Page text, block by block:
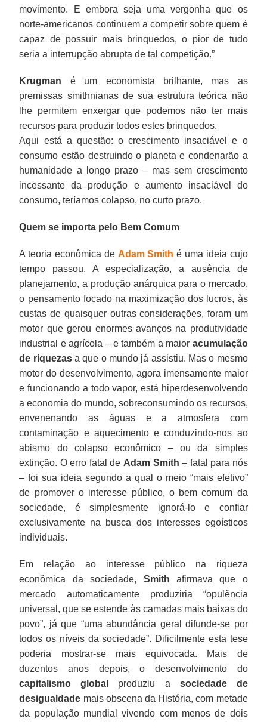
movimento. E embora seja uma vergonha que os
norte-americanos continuem a competir sobre quem é
capaz de possuir mais brinquedos, o pior de tudo
seria a interrupção abrupta de tal competição.”
Krugman é um economista brilhante, mas as
premissas smithnianas de sua estrutura teórica não
lhe permitem enxergar que podemos não ter mais
recursos para produzir todos estes brinquedos.
Aqui está a questão: o crescimento insaciável e o
consumo estão destruindo o planeta e condenarão a
humanidade a longo prazo – mas sem crescimento
incessante da produção e aumento insaciável do
consumo, teríamos colapso, no curto prazo.
Quem se importa pelo Bem Comum
A teoria econômica de Adam Smith é uma ideia cujo
tempo passou. A especialização, a ausência de
planejamento, a produção anárquica para o mercado,
o pensamento focado na maximização dos lucros, às
custas de quaisquer outras considerações, foram um
motor que gerou enormes avanços na produtividade
industrial e agrícola – e também a maior acumulação
de riquezasa que o mundo já assistiu. Mas o mesmo
motor do desenvolvimento, agora imensamente maior
e funcionando a todo vapor, está hiperdesenvolvendo
a economia do mundo, sobreconsumindo os recursos,
envenenando as águas e a atmosfera com
contaminação e aquecimento e conduzindo-nos ao
abismo do colapso econômico – ou da simples
extinção. O erro fatal de Adam Smith – fatal para nós
– foi sua ideia segundo a qual o meio “mais efetivo”
de promover o interesse público, o bem comum da
sociedade, é simplesmente ignorá-lo e confiar
exclusivamente na busca dos interesses egoísticos
individuais.
Em relação ao interesse público na riqueza
econômica da sociedade, Smith afirmava que o
mercado automaticamente produziria “opulência
universal, que se estende às camadas mais baixas do
povo”, já que “uma abundância geral difunde-se por
todos os níveis da sociedade”. Dificilmente esta tese
poderia mostrar-se mais equivocada. Mais de
duzentos anos depois, o desenvolvimento do
capitalismo global
produziu a sociedade de
desigualdade mais obscena da História, com metade
da população mundial vivendo com menos de dois